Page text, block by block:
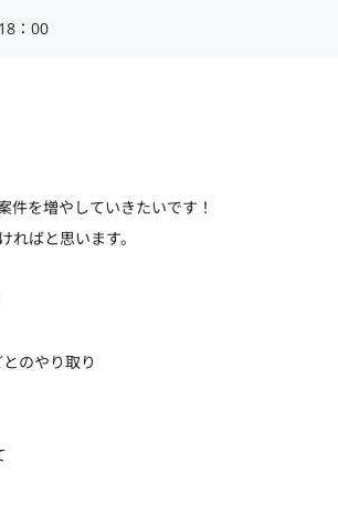
：00
件を増やしていきたいです！
ればと思います。
のやり取り